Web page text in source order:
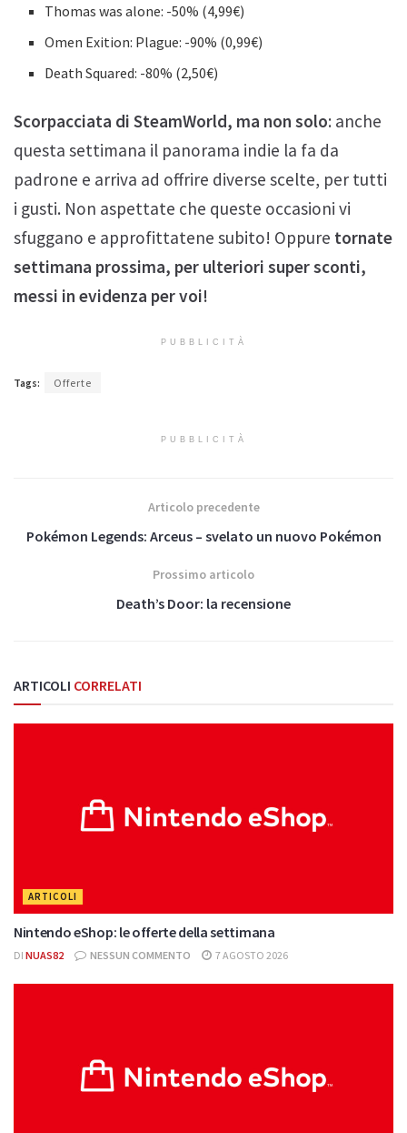
Thomas was alone: -50% (4,99€)
Omen Exition: Plague: -90% (0,99€)
Death Squared: -80% (2,50€)
Scorpacciata di SteamWorld, ma non solo: anche
questa settimana il panorama indie la fa da
padrone e arriva ad offrire diverse scelte, per tutti
i gusti. Non aspettate che queste occasioni vi
sfuggano e approfittatene subito! Oppure tornate
settimana prossima, per ulteriori super sconti,
messi in evidenza per voi!
PUBBLICITÀ
Tags: Offerte
PUBBLICITÀ
Articolo precedente
Pokémon Legends: Arceus – svelato un nuovo Pokémon
Prossimo articolo
Death’s Door: la recensione
ARTICOLI CORRELATI
ARTICOLI
Nintendo eShop: le offerte della settimana
DI NUAS82 NESSUN COMMENTO 7 AGOSTO 2026